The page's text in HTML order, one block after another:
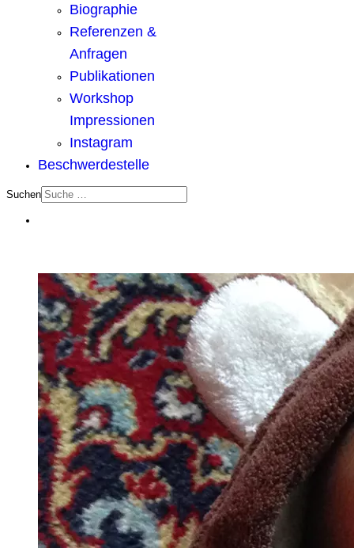
Biographie
Referenzen &
Anfragen
Publikationen
Workshop
Impressionen
Instagram
Beschwerdestelle
Suchen